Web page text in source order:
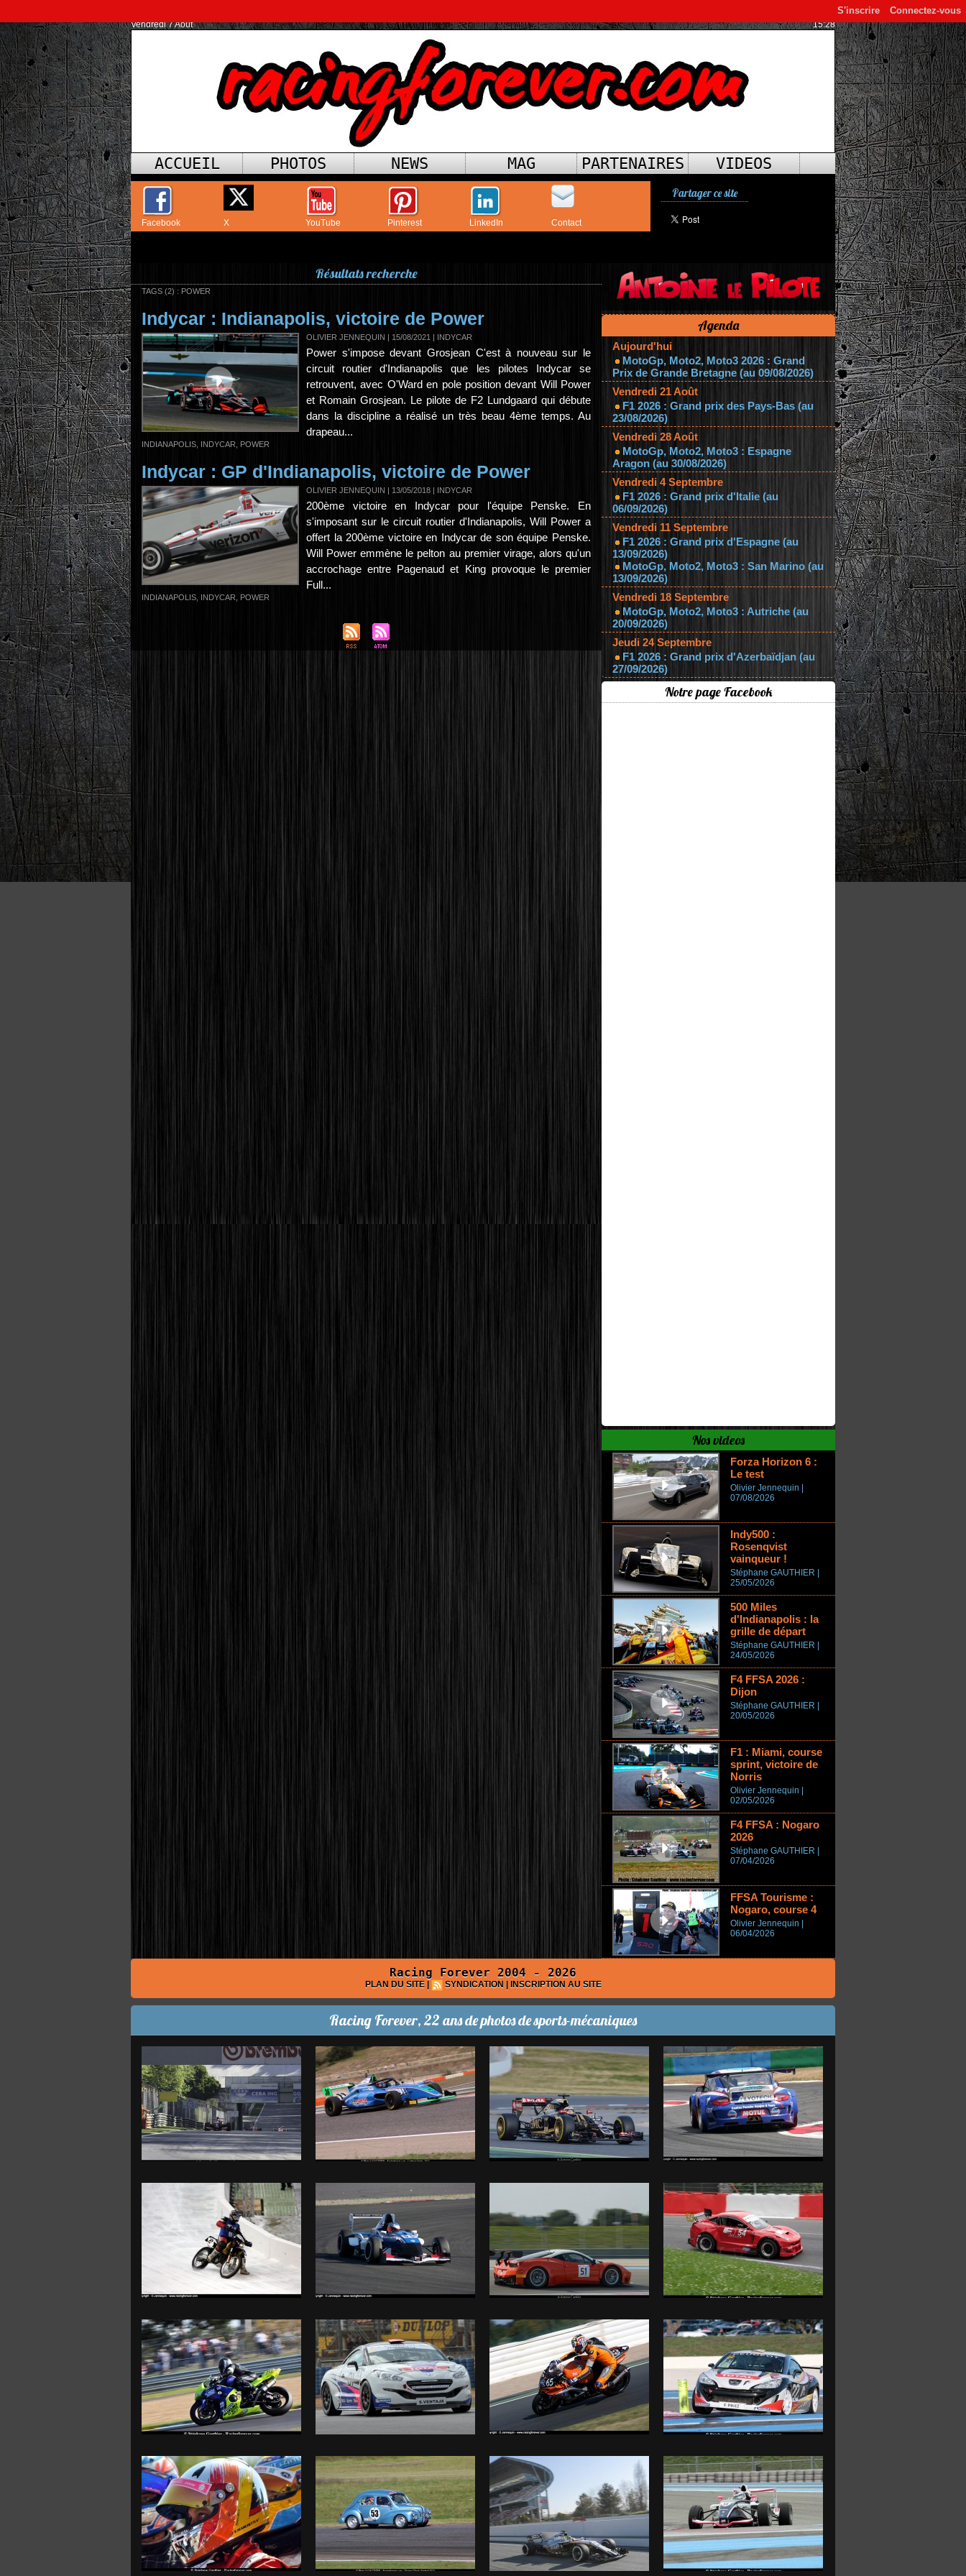
Connectez-vous
S'inscrire
Vendredi 7 Août 15:28
ACCUEIL PHOTOS NEWS MAG PARTENAIRES VIDEOS
Facebook X YouTube Pinterest LinkedIn Contact
Partager ce site
Résultats recherche
TAGS (2) : POWER
Indycar : Indianapolis, victoire de Power
OLIVIER JENNEQUIN | 15/08/2021 | INDYCAR
Power s'impose devant Grosjean C'est à nouveau sur le
circuit routier d'Indianapolis que les pilotes Indycar se
retrouvent, avec O'Ward en pole position devant Will Power
et Romain Grosjean. Le pilote de F2 Lundgaard qui débute
dans la discipline a réalisé un très beau 4ème temps. Au
drapeau...
INDIANAPOLIS INDYCAR POWER
Indycar : GP d'Indianapolis, victoire de Power
OLIVIER JENNEQUIN | 13/05/2018 | INDYCAR
200ème victoire en Indycar pour l'équipe Penske. En
s'imposant sur le circuit routier d'Indianapolis, Will Power a
offert la 200ème victoire en Indycar de son équipe Penske.
Will Power emmène le pelton au premier virage, alors qu'un
accrochage entre Pagenaud et King provoque le premier
Full...
INDIANAPOLIS INDYCAR POWER
Agenda
Aujourd'hui
MotoGp, Moto2, Moto3 2026 : Grand
Prix de Grande Bretagne (au 09/08/2026)
Vendredi 21 Août
F1 2026 : Grand prix des Pays-Bas (au
23/08/2026)
Vendredi 28 Août
MotoGp, Moto2, Moto3 : Espagne
Aragon (au 30/08/2026)
Vendredi 4 Septembre
F1 2026 : Grand prix d'Italie (au
06/09/2026)
Vendredi 11 Septembre
F1 2026 : Grand prix d'Espagne (au
13/09/2026)
MotoGp, Moto2, Moto3 : San Marino (au
13/09/2026)
Vendredi 18 Septembre
MotoGp, Moto2, Moto3 : Autriche (au
20/09/2026)
Jeudi 24 Septembre
F1 2026 : Grand prix d'Azerbaïdjan (au
27/09/2026)
Notre page Facebook
Nos videos
Forza Horizon 6 :
Le test
Olivier Jennequin |
07/08/2026
Indy500 :
Rosenqvist
vainqueur !
Stéphane GAUTHIER |
25/05/2026
500 Miles
d'Indianapolis : la
grille de départ
Stéphane GAUTHIER |
24/05/2026
F4 FFSA 2026 :
Dijon
Stéphane GAUTHIER |
20/05/2026
F1 : Miami, course
sprint, victoire de
Norris
Olivier Jennequin |
02/05/2026
F4 FFSA : Nogaro
2026
Stéphane GAUTHIER |
07/04/2026
FFSA Tourisme :
Nogaro, course 4
Olivier Jennequin |
06/04/2026
Racing Forever 2004 - 2026
PLAN DU SITE | SYNDICATION | INSCRIPTION AU SITE
Racing Forever, 22 ans de photos de sports-mécaniques